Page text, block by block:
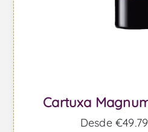
Cartuxa
Desde